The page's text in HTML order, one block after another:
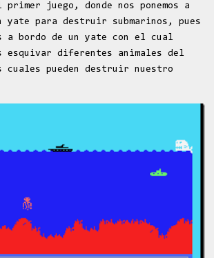
primer juego, donde nos ponemos a
yate para destruir submarinos, pues
a bordo de un yate con el cual
esquivar diferentes animales del
cuales pueden destruir nuestro